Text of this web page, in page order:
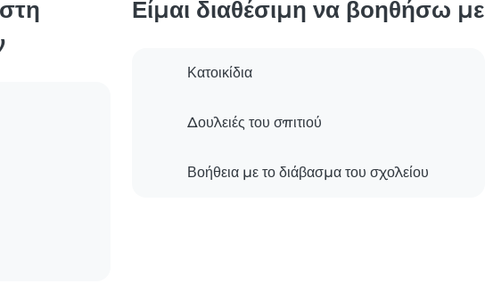
Είμαι διαθέσιμη να βοηθήσω με
Κατοικίδια
Δουλειές του σπιτιού
Βοήθεια με το διάβασμα του σχολείου